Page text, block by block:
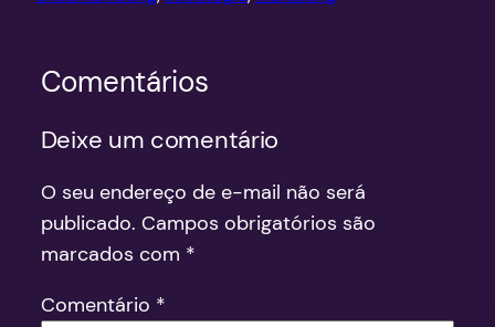
Comentários
Deixe um comentário
O seu endereço de e-mail não será
publicado. Campos obrigatórios são
marcados com *
Comentário *